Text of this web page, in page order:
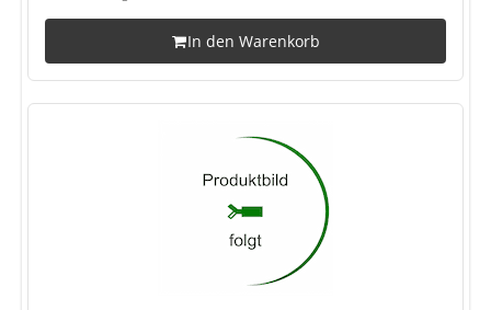
In den Warenkorb